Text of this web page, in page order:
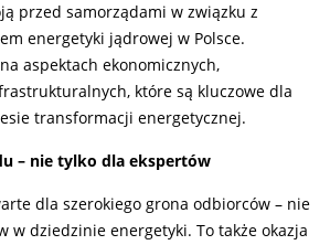
przed samorządami w związku z
energetyki jądrowej w Polsce.
aspektach ekonomicznych,
które są kluczowe dla
transformacji energetycznej.
– nie tylko dla ekspertów
dla szerokiego grona odbiorców – nie
w dziedzinie energetyki. To także okazja